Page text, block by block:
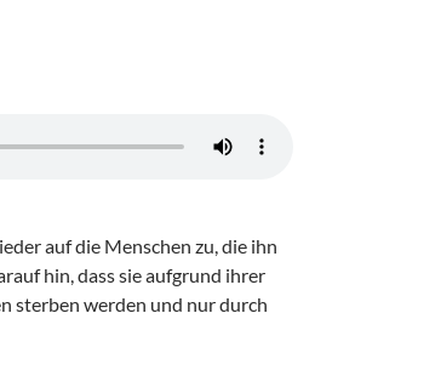
auf die Menschen zu, die ihn
hin, dass sie aufgrund ihrer
sterben werden und nur durch